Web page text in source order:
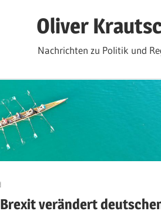
Oliver
Nachrichten zu Politik und
verändert